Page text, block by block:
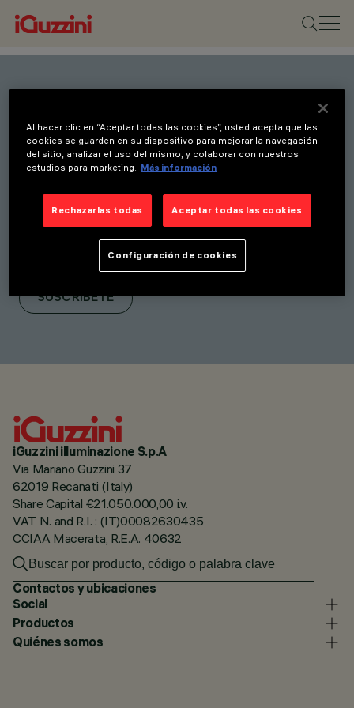
Mantente al día con
nuestras últimas
innovaciones. Suscríbete a
nuestro boletín para recibir
novedades sobre nuevos
productos, ferias e
iniciativas.
SUSCRÍBETE
iGuzzini illuminazione S.p.A
Via Mariano Guzzini 37
62019 Recanati (Italy)
Share Capital €21.050.000,00 i.v.
VAT N. and R.I. : (IT)00082630435
CCIAA Macerata, R.E.A. 40632
Contactos y ubicaciones
Social
Productos
Quiénes somos
Al hacer clic en “Aceptar todas las cookies”, usted acepta que las
cookies se guarden en su dispositivo para mejorar la navegación
del sitio, analizar el uso del mismo, y colaborar con nuestros
estudios para marketing.
Más información
Rechazarlas todas Aceptar todas las cookies
Configuración de cookies